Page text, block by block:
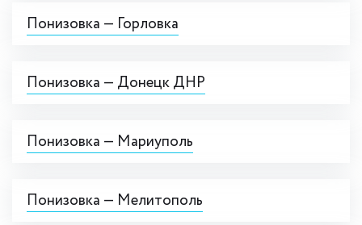
Понизовка — Горловка
Понизовка — Донецк ДНР
Понизовка — Мариуполь
Понизовка — Мелитополь